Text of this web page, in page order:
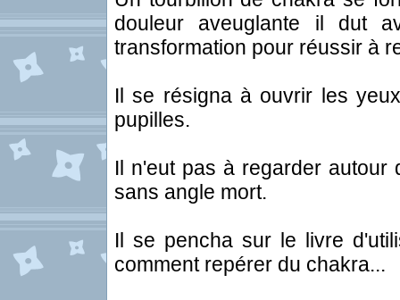
douleur aveuglante il dut
transformation pour réussir à
Il se résigna à ouvrir les
pupilles.
Il n'eut pas à regarder autour
sans angle mort.
Il se pencha sur le livre
comment repérer du chakra...